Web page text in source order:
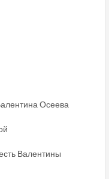
Осеева
Валентины